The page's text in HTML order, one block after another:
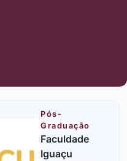
Pós-
Graduação
Faculdade
Iguaçu